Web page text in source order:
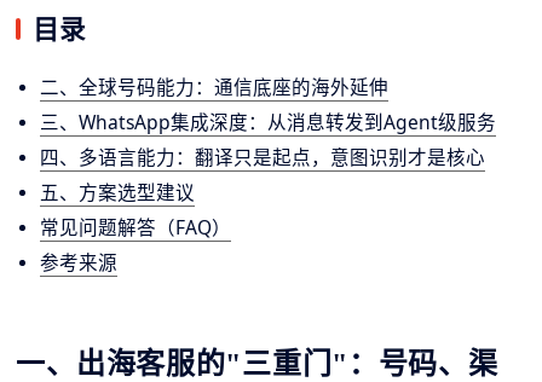
目录
二、全球号码能力：通信底座的海外延伸
三、WhatsApp集成深度：从消息转发到Agent级服务
四、多语言能力：翻译只是起点，意图识别才是核心
五、方案选型建议
常见问题解答（FAQ）
参考来源
一、出海客服的"三重门"：号码、渠